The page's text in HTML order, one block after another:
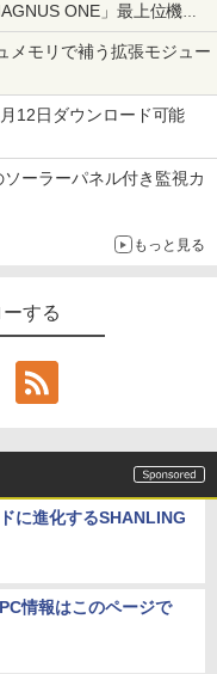
ONE」最上位機の
メモリで補う拡張モジュー
12日ダウンロード可能
ーラーパネル付き監視カ
もっと見る
する
に進化するSHANLING
情報はこのページで